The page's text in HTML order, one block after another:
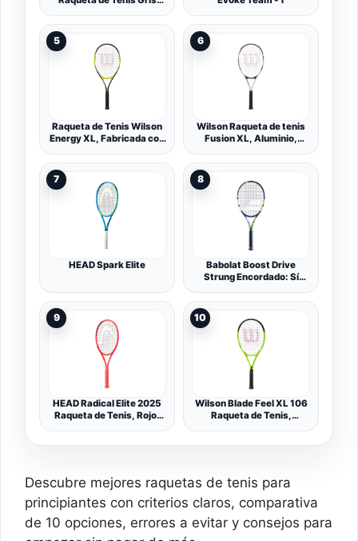
5
Raqueta de Tenis Wilson
Energy XL, Fabricada con
Generosa y Fundas
Absorbentes de Impacto,
Longitud Extra, Viene
Pre-Encordada, Color:
Negro/Amarillo, Talla: 3
6
Wilson Raqueta de tenis
Fusion XL, Aluminio,
empuñadura, 291 g,
7
HEAD Spark Elite
8
Babolat Boost Drive
Strung Encordado: Sí
Raqueta Multifunción
9
HEAD Radical Elite 2025
Raqueta de Tenis, Rojo-
10
Wilson Blade Feel XL 106
Raqueta de Tenis,
Descubre mejores raquetas de tenis para
principiantes con criterios claros, comparativa
de 10 opciones, errores a evitar y consejos para